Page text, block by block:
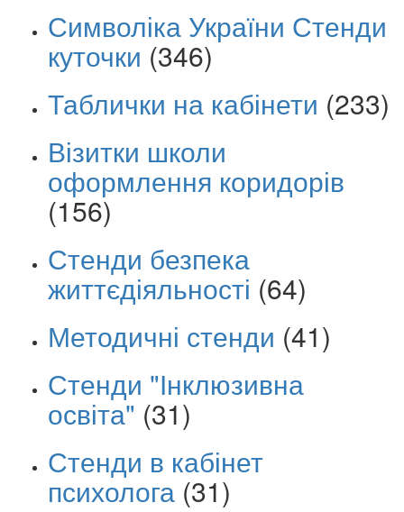
Символіка України Стенди
куточки (346)
Таблички на кабінети (233)
Візитки школи
оформлення коридорів
(156)
Стенди безпека
життєдіяльності (64)
Методичні стенди (41)
Стенди "Інклюзивна
освіта" (31)
Стенди в кабінет
психолога (31)